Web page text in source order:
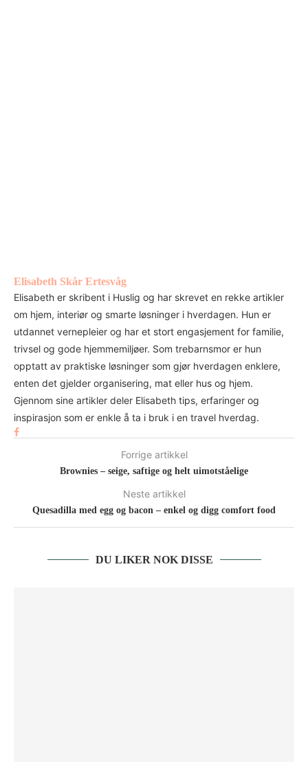
Elisabeth Skår Ertesvåg
Elisabeth er skribent i Huslig og har skrevet en rekke artikler
om hjem, interiør og smarte løsninger i hverdagen. Hun er
utdannet vernepleier og har et stort engasjement for familie,
trivsel og gode hjemmemiljøer. Som trebarnsmor er hun
opptatt av praktiske løsninger som gjør hverdagen enklere,
enten det gjelder organisering, mat eller hus og hjem.
Gjennom sine artikler deler Elisabeth tips, erfaringer og
inspirasjon som er enkle å ta i bruk i en travel hverdag.
Forrige artikkel
Brownies – seige, saftige og helt uimotståelige
Neste artikkel
Quesadilla med egg og bacon – enkel og digg comfort food
DU LIKER NOK DISSE